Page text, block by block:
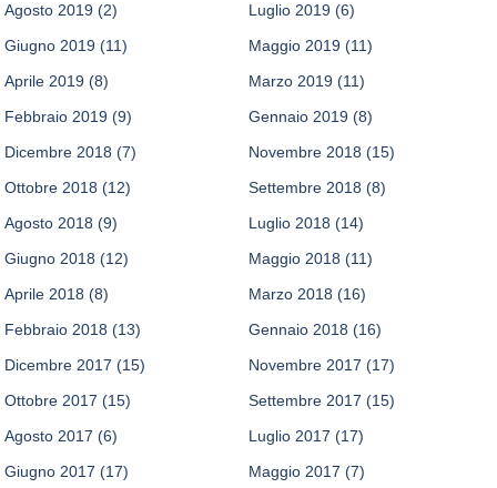
Agosto 2019 (2) Luglio 2019 (6)
Giugno 2019 (11) Maggio 2019 (11)
Aprile 2019 (8) Marzo 2019 (11)
Febbraio 2019 (9) Gennaio 2019 (8)
Dicembre 2018 (7) Novembre 2018 (15)
Ottobre 2018 (12) Settembre 2018 (8)
Agosto 2018 (9) Luglio 2018 (14)
Giugno 2018 (12) Maggio 2018 (11)
Aprile 2018 (8) Marzo 2018 (16)
Febbraio 2018 (13) Gennaio 2018 (16)
Dicembre 2017 (15) Novembre 2017 (17)
Ottobre 2017 (15) Settembre 2017 (15)
Agosto 2017 (6) Luglio 2017 (17)
Giugno 2017 (17) Maggio 2017 (7)